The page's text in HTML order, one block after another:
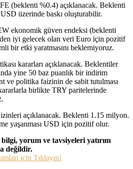
(beklenti %0.4) açıklanacak. Beklenti
üzerinde baskı oluşturabilir.
ekonomik güven endeksi (beklenti
iyi gelecek olan veri Euro için pozitif
bir etki yaratmasını beklemiyoruz.
kararları açıklanacak. Beklentiler
yine 50 baz puanlık bir indirim
ve politika faizinin de sabit tutulması
birlikte TRY paritelerinde
açıklanacak. Beklenti 1.15 milyon.
yaşanması USD için pozitif olur.
yorum ve tavsiyeleri yatırım
değildir.
için Tıklayın!